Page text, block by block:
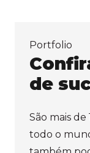
Portfolio
de
São mais
todo o